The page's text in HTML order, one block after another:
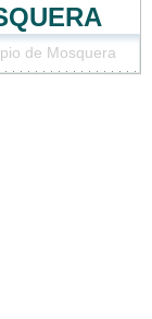
de Mosquera